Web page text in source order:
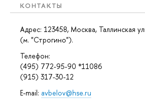
КОНТАКТЫ
Адрес: 123458, Москва, Таллинская
(м. "Строгино").
Телефон:
(495) 772-95-90 *11086
(915) 317-30-12
E-mail: avbelov@hse.ru